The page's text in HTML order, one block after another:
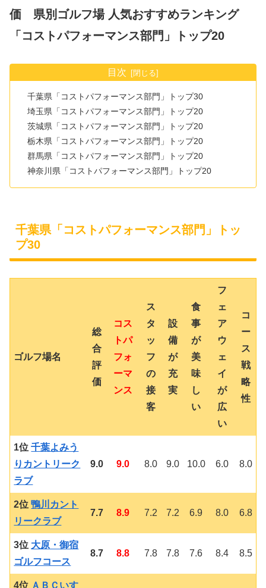
価 県別ゴルフ場 人気おすすめランキング
「コストパフォーマンス部門」トップ20
目次
千葉県「コストパフォーマンス部門」トップ30
埼玉県「コストパフォーマンス部門」トップ20
茨城県「コストパフォーマンス部門」トップ20
栃木県「コストパフォーマンス部門」トップ20
群馬県「コストパフォーマンス部門」トップ20
神奈川県「コストパフォーマンス部門」トップ20
千葉県「コストパフォーマンス部門」トッ
プ30
ゴルフ場名
総
合
評
価
コス
トパ
フォ
ーマ
ンス
ス
タ
ッ
フ
の
接
客
設
備
が
充
実
食
事
が
美
味
し
い
フ
ェ
ア
ウ
ェ
イ
が
広
い
コ
ー
ス
戦
略
性
1位千葉よみう
りカントリーク
ラブ
9.0 9.0 8.0 9.0 10.0 6.0 8.0
2位鴨川カント
リークラブ
7.7 8.9 7.2 7.2 6.9 8.0 6.8
3位 大原・御宿
ゴルフコース
8.7 8.8 7.8 7.8 7.6 8.4 8.5
4位 ＡＢＣいす